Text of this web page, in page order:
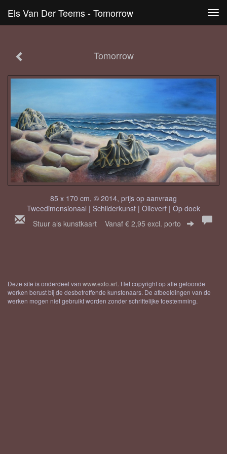
Els Van Der Teems - Tomorrow
Tomorrow
85 x 170 cm, © 2014, prijs op aanvraag
Tweedimensionaal | Schilderkunst | Olieverf | Op doek
Stuur als kunstkaart Vanaf € 2,95 excl. porto
Deze site is onderdeel van www.exto.art. Het copyright op alle getoonde
werken berust bij de desbetreffende kunstenaars. De afbeeldingen van de
werken mogen niet gebruikt worden zonder schriftelijke toestemming.